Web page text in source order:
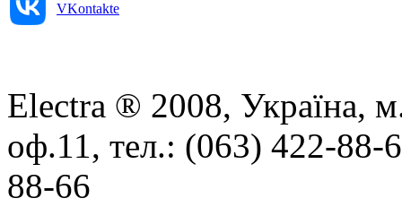
VKontakte
Electra ® 2008, Україна,
оф.11, тел.: (063) 422-
88-66